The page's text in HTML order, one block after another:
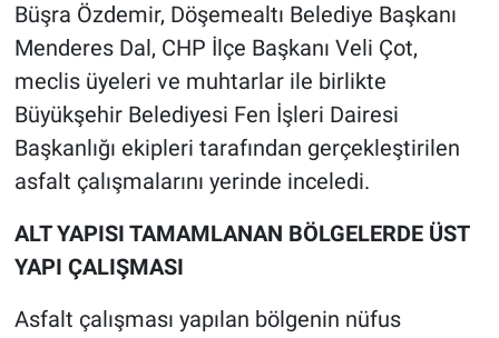
Büşra Özdemir, Döşemealtı Belediye Başkanı
Menderes Dal, CHP İlçe Başkanı Veli Çot,
meclis üyeleri ve muhtarlar ile birlikte
Büyükşehir Belediyesi Fen İşleri Dairesi
Başkanlığı ekipleri tarafından gerçekleştirilen
asfalt çalışmalarını yerinde inceledi.
ALT YAPISI TAMAMLANAN BÖLGELERDE ÜST
YAPI ÇALIŞMASI
Asfalt çalışması yapılan bölgenin nüfus